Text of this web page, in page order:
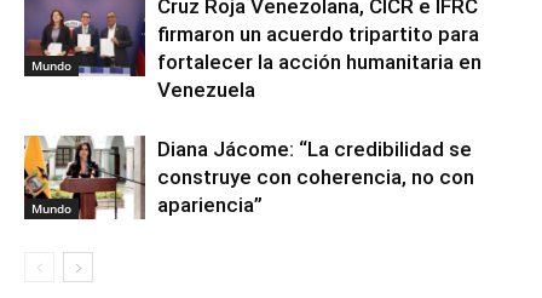
Mundo
Cruz Roja Venezolana, CICR e IFRC
firmaron un acuerdo tripartito para
fortalecer la acción humanitaria en
Venezuela
Mundo
Diana Jácome: “La credibilidad se
construye con coherencia, no con
apariencia”